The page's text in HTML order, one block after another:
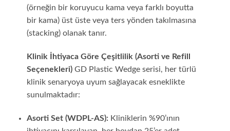
(örneğin bir koruyucu kama veya farklı boyutta
bir kama) üst üste veya ters yönden takılmasına
(stacking) olanak tanır.
Klinik İhtiyaca Göre Çeşitlilik (Asorti ve Refill
Seçenekleri)GD Plastic Wedge serisi, her türlü
klinik senaryoya uyum sağlayacak esneklikte
sunulmaktadır:
Asorti Set (WDPL-AS):Kliniklerin %90’ının